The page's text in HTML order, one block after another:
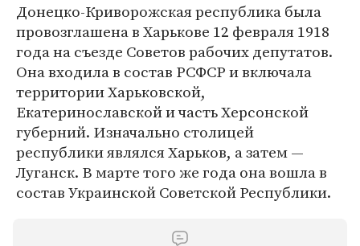
Донецко-Криворожская республика была
провозглашена в Харькове 12 февраля 1918
года на съезде Советов рабочих депутатов.
Она входила в состав РСФСР и включала
территории Харьковской,
Екатеринославской и часть Херсонской
губерний. Изначально столицей
республики являлся Харьков, а затем —
Луганск. В марте того же года она вошла в
состав Украинской Советской Республики.